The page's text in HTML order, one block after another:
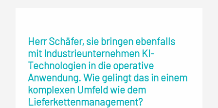
Herr Schäfer, sie bringen ebenfalls
mit Industrieunternehmen KI-
Technologien in die operative
Anwendung. Wie gelingt das in einem
komplexen Umfeld wie dem
Lieferkettenmanagement?